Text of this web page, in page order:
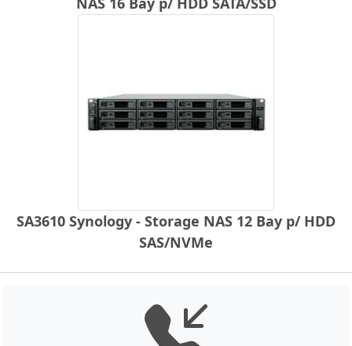
SA3610 Synology - Storage NAS 12 Bay p/ HDD
SAS/NVMe